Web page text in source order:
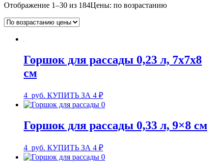
Отображение 1–30 из 184Цены: по возрастанию
Горшок для рассады 0,23 л, 7x7x8
см
4 руб. КУПИТЬ ЗА 4 ₽
Горшок для рассады 0,33 л, 9×8 см
4 руб. КУПИТЬ ЗА 4 ₽